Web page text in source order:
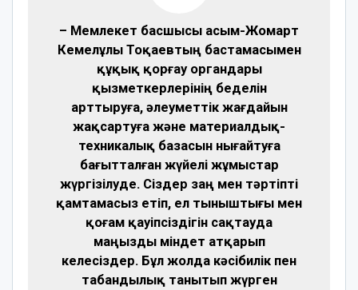
– Мемлекет басшысы Қасым-Жомарт
Кемелұлы Тоқаевтың бастамасымен
құқық қорғау органдары
қызметкерлерінің беделін
арттыруға, әлеуметтік жағдайын
жақсартуға және материалдық-
техникалық базасын нығайтуға
бағытталған жүйелі жұмыстар
жүргізілуде. Сіздер заң мен тәртіпті
қамтамасыз етіп, ел тыныштығы мен
қоғам қауіпсіздігін сақтауда
маңызды міндет атқарып
келесіздер. Бұл жолда кәсібилік пен
табандылық танытып жүрген